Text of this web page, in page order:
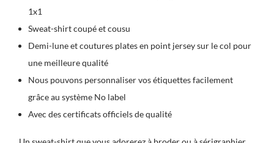
1x1
Sweat-shirt coupé et cousu
Demi-lune et coutures plates en point jersey sur le col pour
une meilleure qualité
Nous pouvons personnaliser vos étiquettes facilement
grâce au système No label
Avec des certificats officiels de qualité